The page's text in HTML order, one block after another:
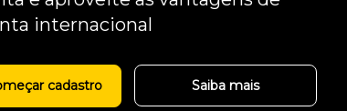
internacional
cadastro Saiba mais